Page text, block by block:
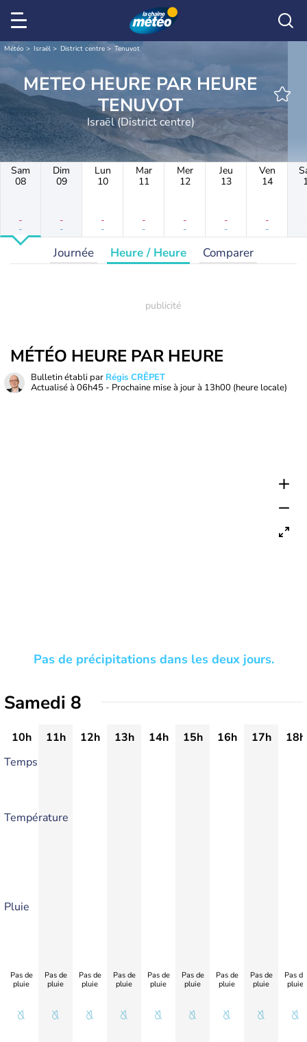
Météo Israël District centre Tenuvot
METEO HEURE PAR HEURE
TENUVOT
Israël (District centre)
Sam
08
-
-
Dim
09
-
-
Lun
10
-
-
Mar
11
-
-
Mer
12
-
-
Jeu
13
-
-
Ven
14
-
-
Journée Heure / Heure Comparer
MÉTÉO HEURE PAR HEURE
Bulletin établi par Régis CRÊPET
Actualisé à 06h45 - Prochaine mise à jour à 13h00 (heure locale)
Pas de précipitations dans les deux jours.
Samedi 8
10h 11h 12h 13h 14h 15h 16h 17h
18h
Temps
Température
Pluie
Pas de
pluie
Pas de
pluie
Pas de
pluie
Pas de
pluie
Pas de
pluie
Pas de
pluie
Pas de
pluie
Pas de
pluie
Pas de
pluie